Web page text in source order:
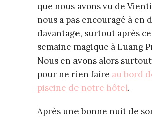
que nous avons vu de
nous a pas encouragé à en
davantage, surtout après
semaine magique à Luang
Nous en avons alors
pour ne rien faire au bord
piscine de notre hôtel.
Après une bonne nuit de